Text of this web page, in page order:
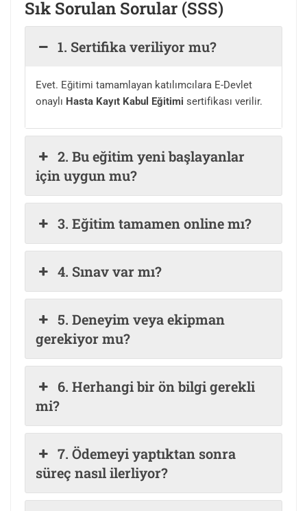
Sık Sorulan Sorular (SSS)
1. Sertifika veriliyor mu?
Evet. Eğitimi tamamlayan katılımcılara E-Devlet
onaylı Hasta Kayıt Kabul Eğitimi sertifikası verilir.
2. Bu eğitim yeni başlayanlar
için uygun mu?
3. Eğitim tamamen online mı?
4. Sınav var mı?
5. Deneyim veya ekipman
gerekiyor mu?
6. Herhangi bir ön bilgi gerekli
mi?
7. Ödemeyi yaptıktan sonra
süreç nasıl ilerliyor?